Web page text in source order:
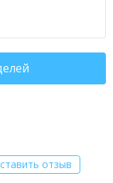
отзыв